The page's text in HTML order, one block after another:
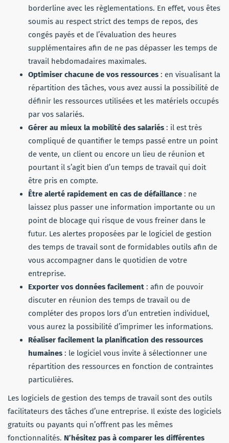
borderline avec les règlementations. En effet, vous êtes
soumis au respect strict des temps de repos, des
congés payés et de l’évaluation des heures
supplémentaires afin de ne pas dépasser les temps de
travail hebdomadaires maximales.
Optimiser chacune de vos ressources : en visualisant la
répartition des tâches, vous avez aussi la possibilité de
définir les ressources utilisées et les matériels occupés
par vos salariés.
Gérer au mieux la mobilité des salariés : il est très
compliqué de quantifier le temps passé entre un point
de vente, un client ou encore un lieu de réunion et
pourtant il s’agit bien d’un temps de travail qui doit
être pris en compte.
Être alerté rapidement en cas de défaillance : ne
laissez plus passer une information importante ou un
point de blocage qui risque de vous freiner dans le
futur. Les alertes proposées par le logiciel de gestion
des temps de travail sont de formidables outils afin de
vous accompagner dans le quotidien de votre
entreprise.
Exporter vos données facilement : afin de pouvoir
discuter en réunion des temps de travail ou de
compléter des propos lors d’un entretien individuel,
vous aurez la possibilité d’imprimer les informations.
Réaliser facilement la planification des ressources
humaines : le logiciel vous invite à sélectionner une
répartition des ressources en fonction de contraintes
particulières.
Les logiciels de gestion des temps de travail sont des outils
facilitateurs des tâches d’une entreprise. Il existe des logiciels
gratuits ou payants qui n’offrent pas les mêmes
fonctionnalités. N’hésitez pas à comparer les différentes